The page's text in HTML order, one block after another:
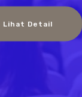
Lihat Detail